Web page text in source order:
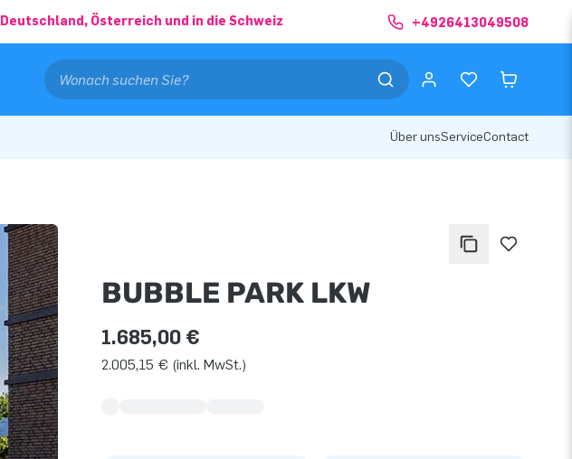
Deutschland, Österreich und in die Schweiz +4926413049508
Über unsServiceContact
BUBBLE PARK LKW
1.685,00 €
2.005,15 € (inkl. MwSt.)